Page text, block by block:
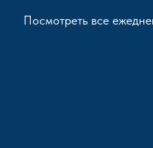
Посмотреть все